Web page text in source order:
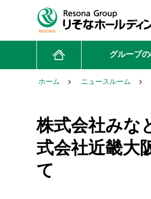
グループ
ホーム ニュースルーム
株式会社みな
式会社近畿大
て